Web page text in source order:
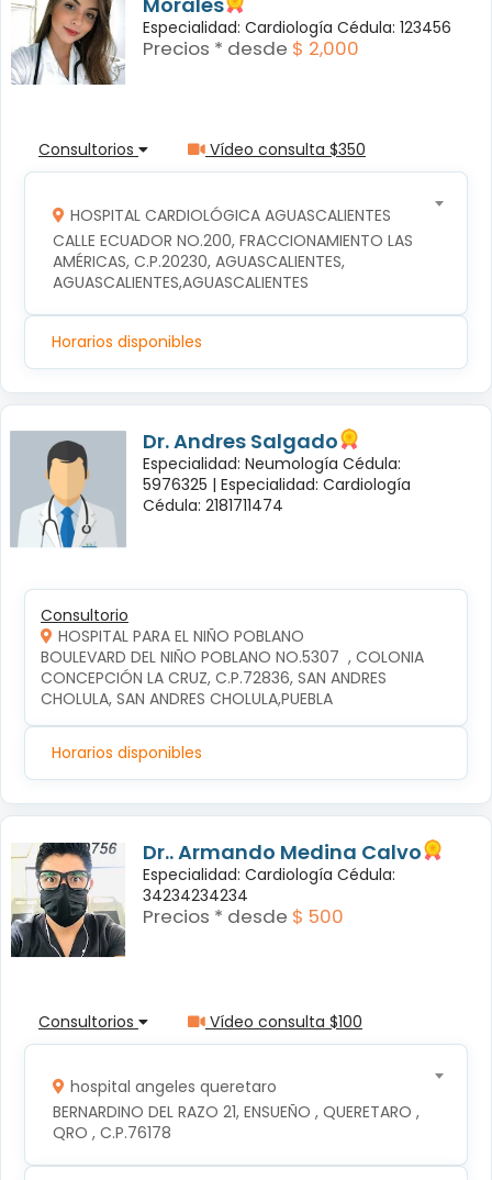
Especialidad: Cardiología Cédula: 123456
Precios * desde $ 2,000
Consultorios Vídeo consulta $350
HOSPITAL CARDIOLÓGICA AGUASCALIENTES
CALLE ECUADOR NO.200, FRACCIONAMIENTO LAS
AMÉRICAS, C.P.20230, AGUASCALIENTES,
AGUASCALIENTES,AGUASCALIENTES
Horarios disponibles
Dr. Andres Salgado
Especialidad: Neumología Cédula:
5976325 | Especialidad: Cardiología
Cédula: 2181711474
Consultorio
HOSPITAL PARA EL NIÑO POBLANO
BOULEVARD DEL NIÑO POBLANO NO.5307  , COLONIA
CONCEPCIÓN LA CRUZ, C.P.72836, SAN ANDRES
CHOLULA, SAN ANDRES CHOLULA,PUEBLA
Horarios disponibles
Dr.. Armando Medina Calvo
Especialidad: Cardiología Cédula:
34234234234
Precios * desde $ 500
Consultorios Vídeo consulta $100
hospital angeles queretaro
BERNARDINO DEL RAZO 21, ENSUEÑO , QUERETARO ,
QRO , C.P.76178